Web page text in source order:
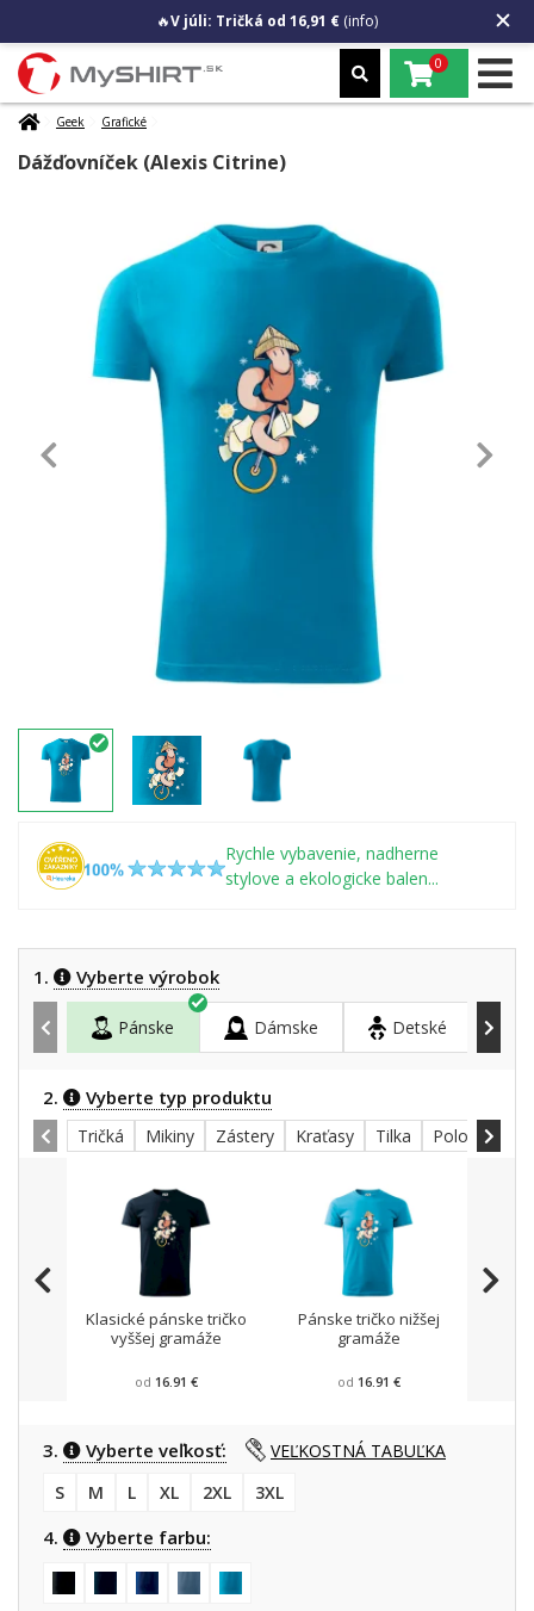
🔥V júli: Tričká od 16,91 € (info)
0
Geek Grafické
Dážďovníček (Alexis Citrine)
Rychle vybavenie, nadherne
stylove a ekologicke balen...
1. Vyberte výrobok
Pánske Dámske Detské
2. Vyberte typ produktu
Tričká Mikiny Zástery Kraťasy Tilka Polokošele
Klasické pánske tričko
vyššej gramáže
od 16.91 €
Pánske tričko nižšej
gramáže
od 16.91 €
3. Vyberte veľkosť:
VEĽKOSTNÁ TABUĽKA
S
M L XL 2XL 3XL
4. Vyberte farbu: